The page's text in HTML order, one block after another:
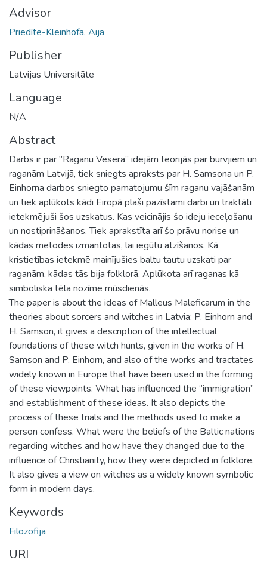
Advisor
Priedīte-Kleinhofa, Aija
Publisher
Latvijas Universitāte
Language
N/A
Abstract
Darbs ir par ‘’Raganu Vesera’’ idejām teorijās par burvjiem un
raganām Latvijā, tiek sniegts apraksts par H. Samsona un P.
Einhorna darbos sniegto pamatojumu šīm raganu vajāšanām
un tiek aplūkots kādi Eiropā plaši pazīstami darbi un traktāti
ietekmējuši šos uzskatus. Kas veicinājis šo ideju ieceļošanu
un nostiprināšanos. Tiek aprakstīta arī šo prāvu norise un
kādas metodes izmantotas, lai iegūtu atzīšanos. Kā
kristietības ietekmē mainījušies baltu tautu uzskati par
raganām, kādas tās bija folklorā. Aplūkota arī raganas kā
simboliska tēla nozīme mūsdienās.
The paper is about the ideas of Malleus Maleficarum in the
theories about sorcers and witches in Latvia: P. Einhorn and
H. Samson, it gives a description of the intellectual
foundations of these witch hunts, given in the works of H.
Samson and P. Einhorn, and also of the works and tractates
widely known in Europe that have been used in the forming
of these viewpoints. What has influenced the ‘’immigration’’
and establishment of these ideas. It also depicts the
process of these trials and the methods used to make a
person confess. What were the beliefs of the Baltic nations
regarding witches and how have they changed due to the
influence of Christianity, how they were depicted in folklore.
It also gives a view on witches as a widely known symbolic
form in modern days.
Keywords
Filozofija
URI